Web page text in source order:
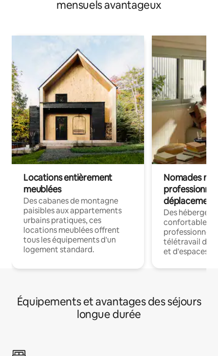
mensuels avantageux
Locations entièrement
meublées
Des cabanes de montagne
paisibles aux appartements
urbains pratiques, ces
locations meublées offrent
tous les équipements d'un
logement standard.
Nomades
déplacement
Des
confortables
professionnels
télétravail
et d'espaces
Équipements et avantages des séjours
longue durée